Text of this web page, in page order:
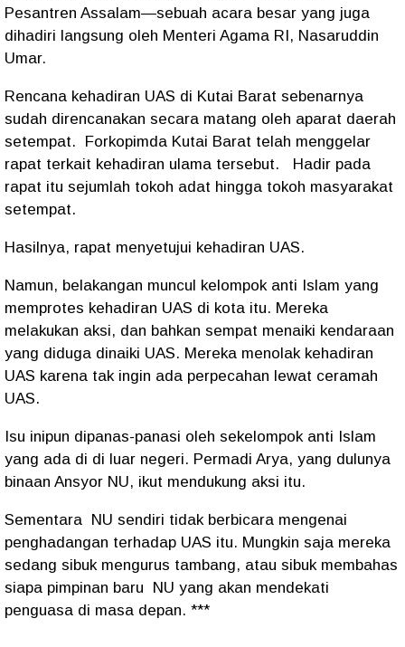
Pesantren Assalam—sebuah acara besar yang juga
dihadiri langsung oleh Menteri Agama RI, Nasaruddin
Umar.
Rencana kehadiran UAS di Kutai Barat sebenarnya
sudah direncanakan secara matang oleh aparat daerah
setempat.
Forkopimda Kutai Barat telah menggelar
rapat terkait kehadiran ulama tersebut.
Hadir pada
rapat itu sejumlah tokoh adat hingga tokoh masyarakat
setempat.
Hasilnya, rapat menyetujui kehadiran UAS.
Namun, belakangan muncul kelompok anti Islam yang
memprotes kehadiran UAS di kota itu. Mereka
melakukan aksi, dan bahkan sempat menaiki kendaraan
yang diduga dinaiki UAS. Mereka menolak kehadiran
UAS karena tak ingin ada perpecahan lewat ceramah
UAS.
Isu inipun dipanas-panasi oleh sekelompok anti Islam
yang ada di di luar negeri. Permadi Arya, yang dulunya
binaan Ansyor NU, ikut mendukung aksi itu.
Sementara NU sendiri tidak berbicara mengenai
penghadangan terhadap UAS itu. Mungkin saja mereka
sedang sibuk mengurus tambang, atau sibuk membahas
siapa pimpinan baru NU yang akan mendekati
penguasa di masa depan. ***